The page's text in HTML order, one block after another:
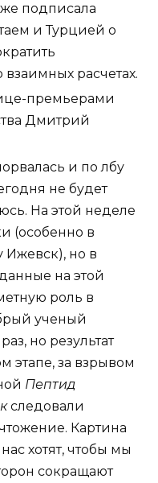
подписала
и Турцией о
расчетах.
премьерами
Дмитрий
и по лбу
не будет
На этой неделе
(особенно в
Ижевск), но в
на этой
роль в
ученый
но результат
этапе, за взрывом
Пептид
следовали
Картина
хотят, чтобы мы
сокращают